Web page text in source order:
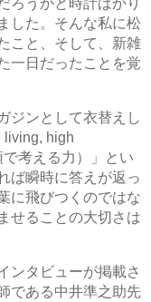
した。そんな私に松
こと、そして、新雑
一日だったことを覚
ジンとして衣替えし
living, high
考える力）」とい
ば瞬時に答えが返っ
に飛びつくのではな
せることの大切さは
ンタビューが掲載さ
である中井準之助先